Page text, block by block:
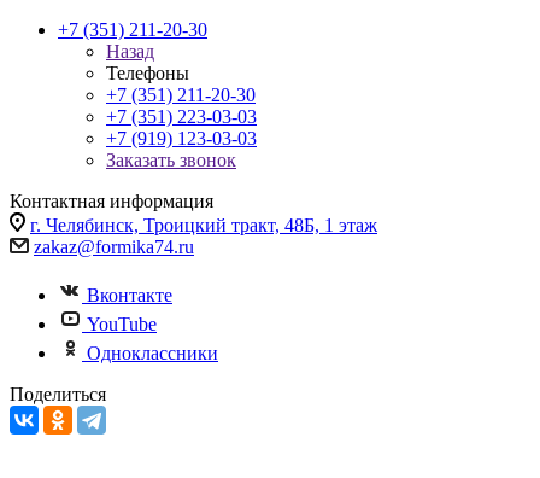
+7 (351) 211-20-30
Назад
Телефоны
+7 (351) 211-20-30
+7 (351) 223-03-03
+7 (919) 123-03-03
Заказать звонок
Контактная информация
г. Челябинск, Троицкий тракт, 48Б, 1 этаж
zakaz@formika74.ru
Вконтакте
YouTube
Одноклассники
Поделиться